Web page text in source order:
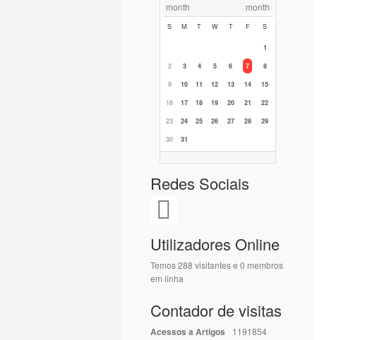
S M T W T F S
1
2
3 4 5 6 7
8
9
10 11 12 13 14
15
16
17 18 19 20 21
22
23
24 25 26 27 28
29
30
31
Redes Sociais
Utilizadores Online
Temos 288 visitantes e 0 membros
em linha
Contador de visitas
Acessos a Artigos 1191854